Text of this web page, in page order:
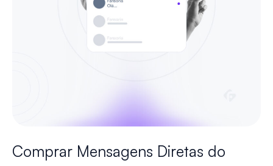
Comprar Mensagens Diretas do